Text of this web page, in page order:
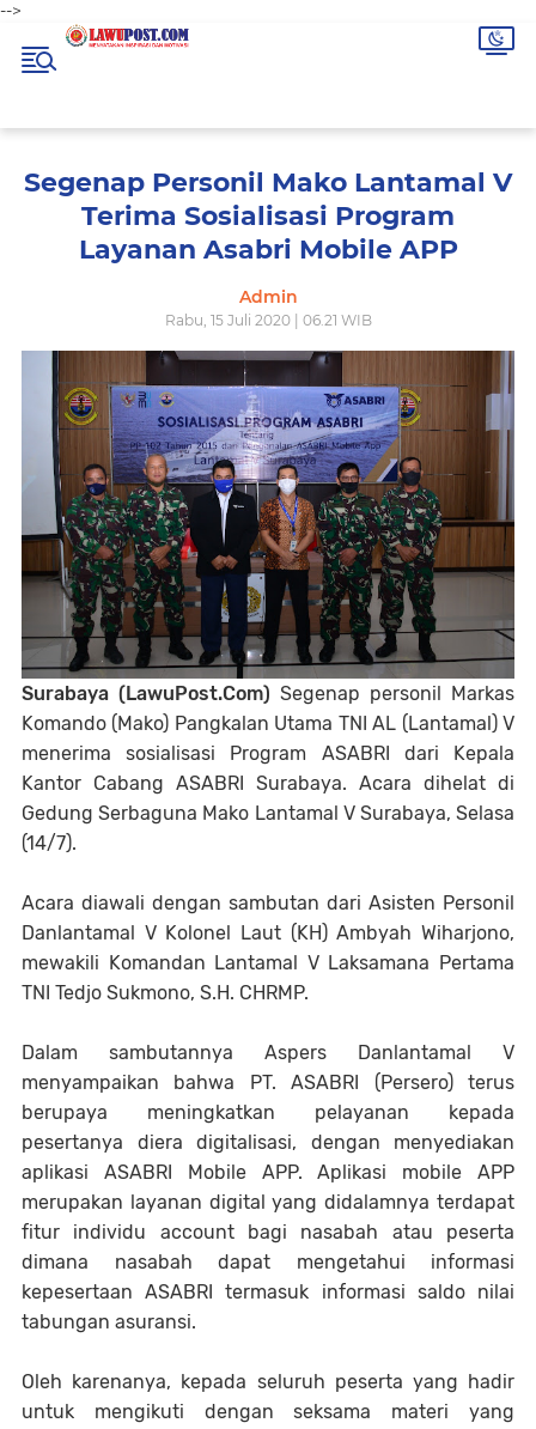
-->
Segenap Personil Mako Lantamal V
Terima Sosialisasi Program
Layanan Asabri Mobile APP
Admin
Rabu, 15 Juli 2020 | 06.21 WIB
Surabaya (LawuPost.Com) Segenap personil Markas
Komando (Mako) Pangkalan Utama TNI AL (Lantamal) V
menerima sosialisasi Program ASABRI dari Kepala
Kantor Cabang ASABRI Surabaya. Acara dihelat di
Gedung Serbaguna Mako Lantamal V Surabaya, Selasa
(14/7).
Acara diawali dengan sambutan dari Asisten Personil
Danlantamal V Kolonel Laut (KH) Ambyah Wiharjono,
mewakili Komandan Lantamal V Laksamana Pertama
TNI Tedjo Sukmono, S.H. CHRMP.
Dalam sambutannya Aspers Danlantamal V
menyampaikan bahwa PT. ASABRI (Persero) terus
berupaya meningkatkan pelayanan kepada
pesertanya diera digitalisasi, dengan menyediakan
aplikasi ASABRI Mobile APP. Aplikasi mobile APP
merupakan layanan digital yang didalamnya terdapat
fitur individu account bagi nasabah atau peserta
dimana nasabah dapat mengetahui informasi
kepesertaan ASABRI termasuk informasi saldo nilai
tabungan asuransi.
Oleh karenanya, kepada seluruh peserta yang hadir
untuk mengikuti dengan seksama materi yang